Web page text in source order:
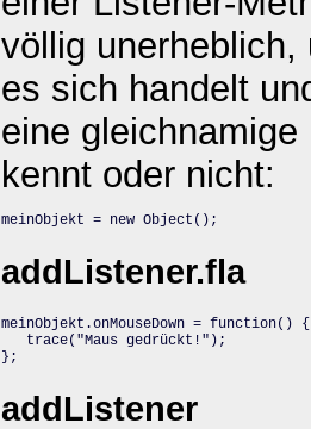
völlig
es sich handelt
eine
kennt oder nicht:
meinObjekt = new Object();
addListener.fla
meinObjekt.onMouseDown = function() {
   trace("Maus gedrückt!");
};
addListener